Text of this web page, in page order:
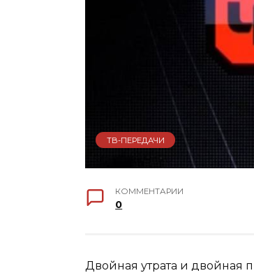
ТВ-ПЕРЕДАЧИ
КОММЕНТАРИИ
0
Двойная утрата и двойная